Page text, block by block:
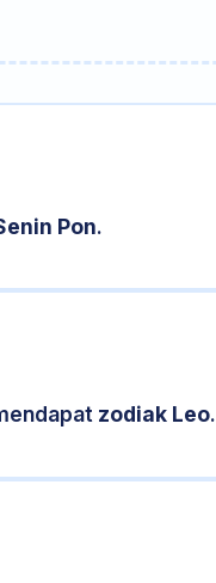
Pon.
zodiak Leo.